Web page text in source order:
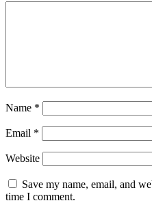
Name *
Email *
Website
Save my name, email, and
time I comment.